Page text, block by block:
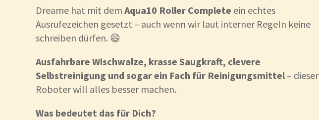
Dreame hat mit dem Aqua10 Roller Complete ein echtes
Ausrufezeichen gesetzt – auch wenn wir laut interner Regeln keine
schreiben dürfen. 😄
Ausfahrbare Wischwalze, krasse Saugkraft, clevere
Selbstreinigung und sogar ein Fach für Reinigungsmittel – dieser
Roboter will alles besser machen.
Was bedeutet das für Dich?